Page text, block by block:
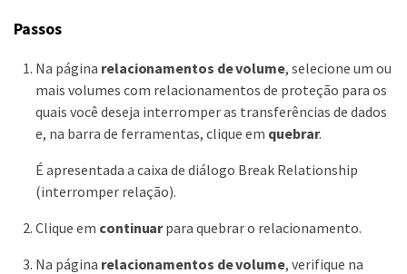
Passos
Na página relacionamentos de volume, selecione um ou
mais volumes com relacionamentos de proteção para os
quais você deseja interromper as transferências de dados
e, na barra de ferramentas, clique em quebrar.
É apresentada a caixa de diálogo Break Relationship
(interromper relação).
Clique em continuarpara quebrar o relacionamento.
Na página relacionamentos de volume, verifique na